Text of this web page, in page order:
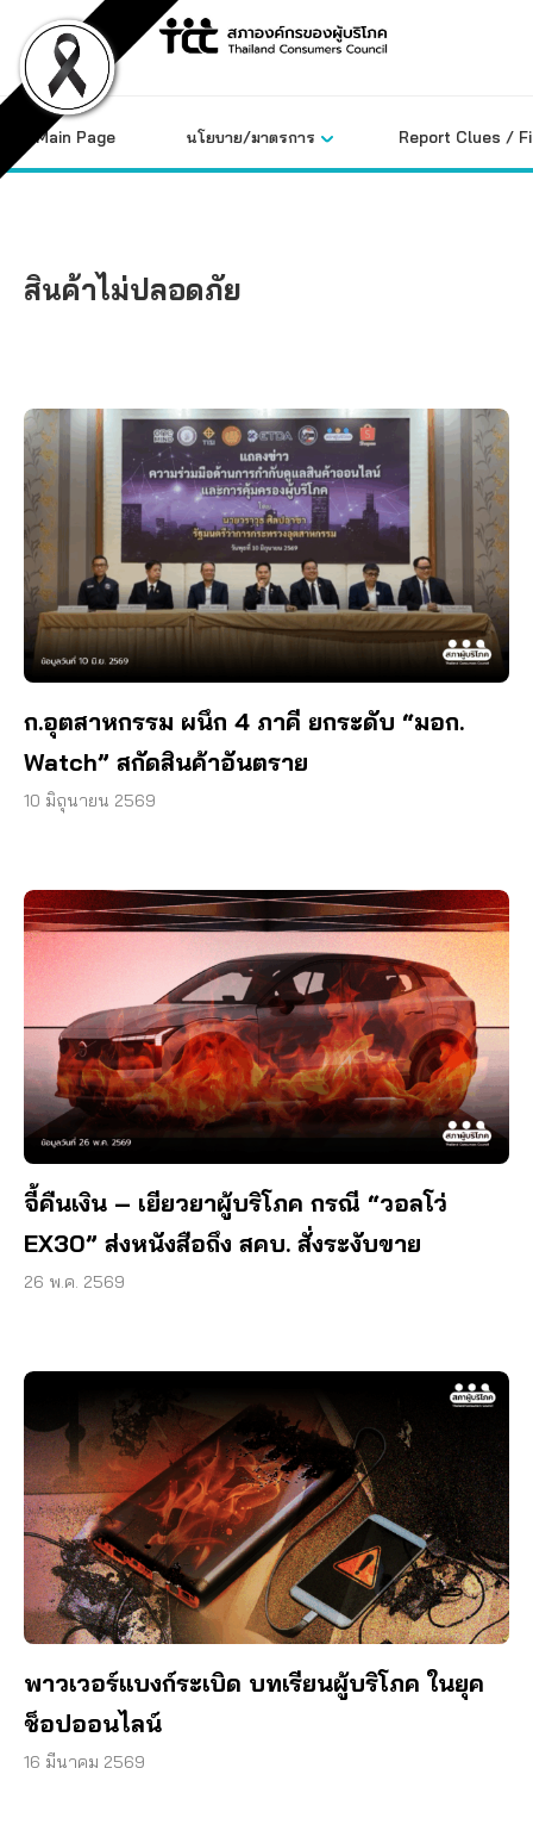
content
Main Page นโยบาย/มาตรการ Report Clues /
สินค้าไม่ปลอดภัย
ก.อุตสาหกรรม ผนึก 4 ภาคี ยกระดับ “มอก.
Watch” สกัดสินค้าอันตราย
10 มิถุนายน 2569
จี้คืนเงิน – เยียวยาผู้บริโภค กรณี “วอลโว่
EX30” ส่งหนังสือถึง สคบ. สั่งระงับขาย
26 พ.ค. 2569
พาวเวอร์แบงก์ระเบิด บทเรียนผู้บริโภค ในยุค
ช็อปออนไลน์
16 มีนาคม 2569